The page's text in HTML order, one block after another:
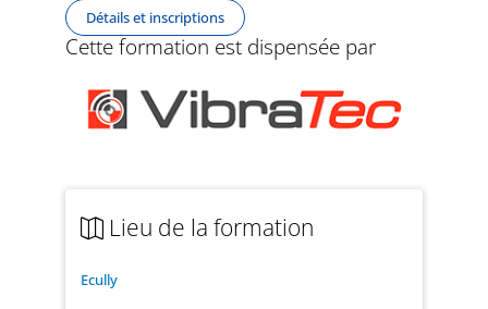
Détails et inscriptions
Cette formation est dispensée par
Lieu de la formation
Ecully